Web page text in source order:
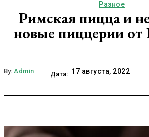
Разное
Римская пицца и
новые пиццерии от
By: Admin Дата: 17 августа, 2022